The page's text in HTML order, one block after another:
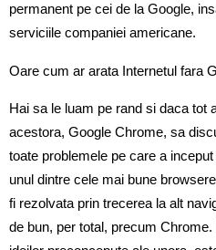
permanent pe cei de la Google,
serviciile companiei americane.
Oare cum ar arata Internetul fara
Hai sa le luam pe rand si daca tot
acestora, Google Chrome, sa
toate problemele pe care a
unul dintre cele mai bune
fi rezolvata prin trecerea la alt
de bun, per total, precum